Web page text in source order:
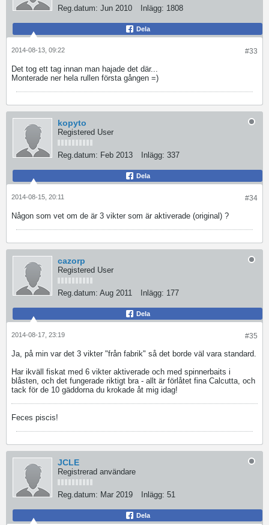
Reg.datum: Jun 2010 Inlägg: 1808
Dela
#33
2014-08-13, 09:22
Det tog ett tag innan man hajade det där...
Monterade ner hela rullen första gången =)
kopyto
Registered User
Reg.datum: Feb 2013 Inlägg: 337
Dela
#34
2014-08-15, 20:11
Någon som vet om de är 3 vikter som är aktiverade (original) ?
cazorp
Registered User
Reg.datum: Aug 2011 Inlägg: 177
Dela
#35
2014-08-17, 23:19
Ja, på min var det 3 vikter "från fabrik" så det borde väl vara standard.
Har ikväll fiskat med 6 vikter aktiverade och med spinnerbaits i
blåsten, och det fungerade riktigt bra - allt är förlåtet fina Calcutta, och
tack för de 10 gäddorna du krokade åt mig idag!
Feces piscis!
JCLE
Registrerad användare
Reg.datum: Mar 2019 Inlägg: 51
Dela